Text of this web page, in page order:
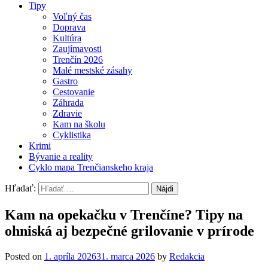
Tipy
Voľný čas
Doprava
Kultúra
Zaujímavosti
Trenčín 2026
Malé mestské zásahy
Gastro
Cestovanie
Záhrada
Zdravie
Kam na školu
Cyklistika
Krimi
Bývanie a reality
Cyklo mapa Trenčianskeho kraja
Hľadať:
Kam na opekačku v Trenčíne? Tipy na
ohniská aj bezpečné grilovanie v prírode
Posted on 1. apríla 202631. marca 2026 by Redakcia